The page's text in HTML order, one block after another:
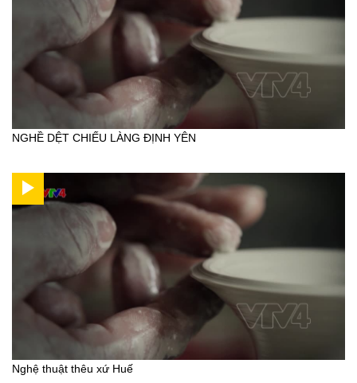
NGHỀ DỆT CHIẾU LÀNG ĐỊNH YÊN
Nghệ thuật thêu xứ Huế